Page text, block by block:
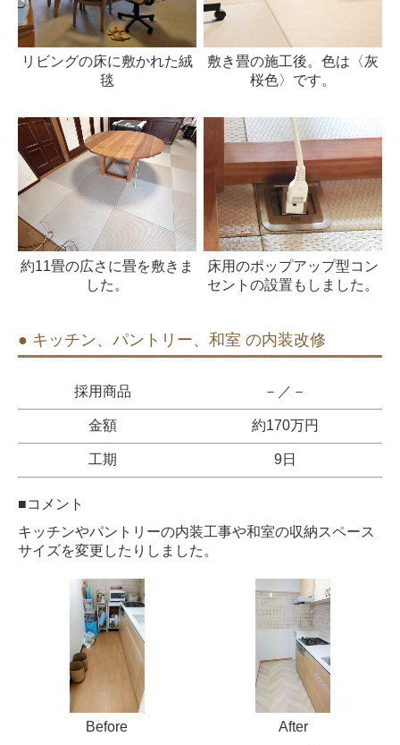
リビングの床に敷かれた絨
毯
敷き畳の施工後。色は〈灰
桜色〉です。
約11畳の広さに畳を敷きま
した。
床用のポップアップ型コン
セントの設置もしました。
● キッチン、パントリー、和室 の内装改修
採用商品 －／－
金額 約170万円
工期 9日
■コメント
キッチンやパントリーの内装工事や和室の収納スペース
サイズを変更したりしました。
Before
After